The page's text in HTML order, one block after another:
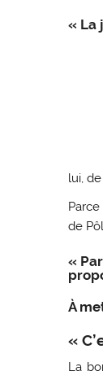
« La
lui,
de
«
À
«
La